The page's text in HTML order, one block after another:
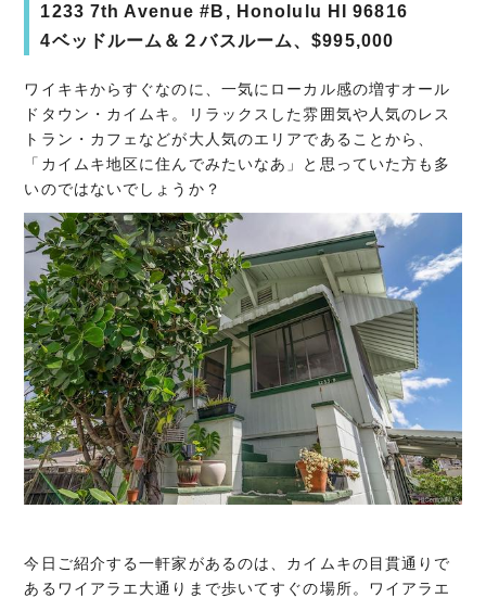
1233 7th Avenue #B, Honolulu HI 96816
4ベッドルーム＆２バスルーム、$995,000
ワイキキからすぐなのに、一気にローカル感の増すオール
ドタウン・カイムキ。リラックスした雰囲気や人気のレス
トラン・カフェなどが大人気のエリアであることから、
「カイムキ地区に住んでみたいなあ」と思っていた方も多
いのではないでしょうか？
今日ご紹介する一軒家があるのは、カイムキの目貫通りで
あるワイアラエ大通りまで歩いてすぐの場所。ワイアラエ